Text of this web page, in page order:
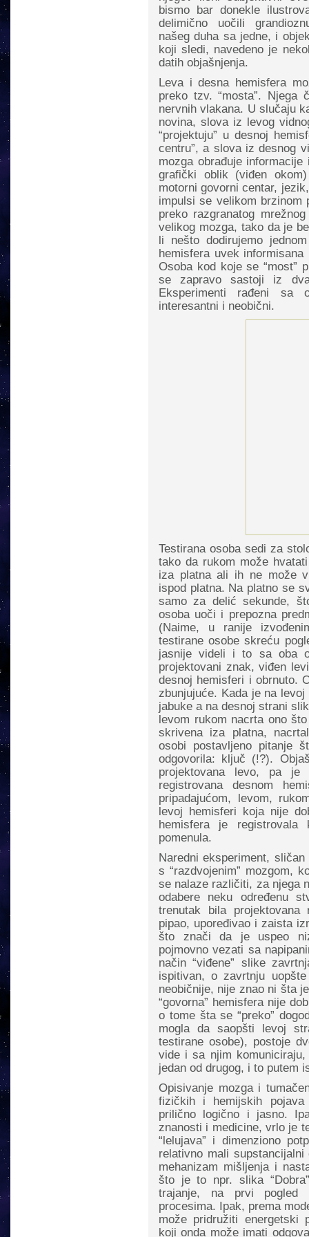
bismo bar donekle
delimično uočili
našeg duha sa jedne, i
koji sledi, navedeno je
datih objašnjenja.
Leva i desna hemisfera
preko tzv. “mosta”. Njega
nervnih vlakana. U slučaju
novina, slova iz levog
“projektuju” u desnoj
centru”, a slova iz desnog
mozga obrađuje
grafički oblik (viđen
motorni govorni centar,
impulsi se velikom brzinom
preko razgranatog
velikog mozga, tako da je
li nešto dodirujemo
hemisfera uvek
Osoba kod koje se “most”
se zapravo sastoji iz dva
Eksperimenti rađeni sa
interesantni i neobični.
Testirana osoba sedi za
tako da rukom može
iza platna ali ih ne može
ispod platna. Na platno se
samo za delić sekunde,
osoba uoči i prepozna
(Naime, u ranije
testirane osobe skreću
jasnije videli i to sa oba
projektovani znak, viđen
desnoj hemisferi i obrnuto.
zbunjujuće. Kada je na
jabuke a na desnoj strani
levom rukom nacrta ono
skrivena iza platna,
osobi postavljeno pitanje
odgovorila: ključ (!?).
projektovana levo, pa
registrovana desnom
pripadajućom, levom,
levoj hemisferi koja nije
hemisfera je
pomenula.
Naredni eksperiment,
s “razdvojenim” mozgom,
se nalaze različiti, za njega
odabere neku određenu
trenutak bila
pipao, upoređivao i zaista
što znači da je uspeo
pojmovno vezati sa
način “viđene” slike
ispitivan, o zavrtnju
neobičnije, nije znao ni šta
“govorna” hemisfera nije
o tome šta se “preko”
mogla da saopšti levoj
testirane osobe), postoje
vide i sa njim
jedan od drugog, i to putem
Opisivanje mozga i
fizičkih i hemijskih
prilično logično i jasno.
znanosti i medicine, vrlo je
“lelujava” i dimenziono
relativno mali
mehanizam mišljenja i
što je to npr. slika
trajanje, na prvi pogled
procesima. Ipak, prema
može pridružiti energetski
koji onda može imati